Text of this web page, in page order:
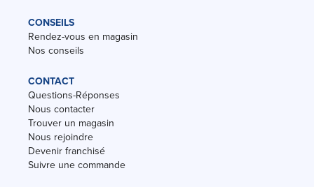
CONSEILS
Rendez-vous en magasin
Nos conseils
CONTACT
Questions-Réponses
Nous contacter
Trouver un magasin
Nous rejoindre
Devenir franchisé
Suivre une commande